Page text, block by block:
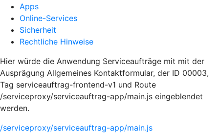
Apps
Online-Services
Sicherheit
Rechtliche Hinweise
Hier würde die Anwendung Serviceaufträge mit mit der
Ausprägung Allgemeines Kontaktformular, der ID 00003,
Tag serviceauftrag-frontend-v1 und Route
/serviceproxy/serviceauftrag-app/main.js eingeblendet
werden.
/serviceproxy/serviceauftrag-app/main.js